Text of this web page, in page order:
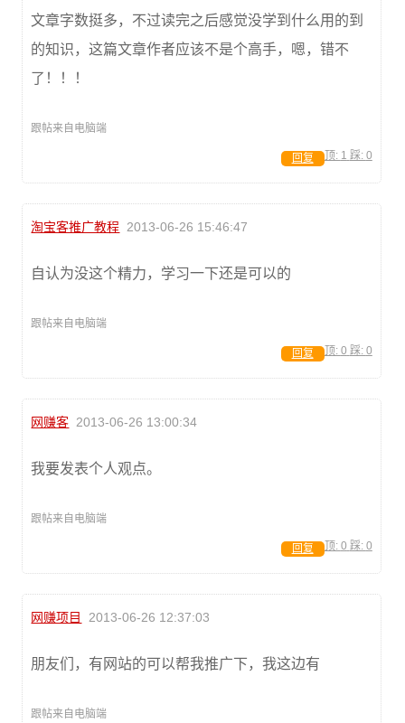
文章字数挺多，不过读完之后感觉没学到什么用的到
的知识，这篇文章作者应该不是个高手，嗯，错不
了！！！
跟帖来自电脑端
顶: 1 踩: 0
回复
淘宝客推广教程 2013-06-26 15:46:47
自认为没这个精力，学习一下还是可以的
跟帖来自电脑端
顶: 0 踩: 0
回复
网赚客 2013-06-26 13:00:34
我要发表个人观点。
跟帖来自电脑端
顶: 0 踩: 0
回复
网赚项目 2013-06-26 12:37:03
朋友们，有网站的可以帮我推广下，我这边有
跟帖来自电脑端